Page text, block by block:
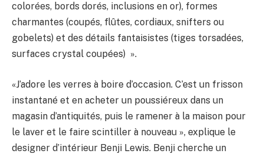
colorées, bords dorés, inclusions en or), formes
charmantes (coupés, flûtes, cordiaux, snifters ou
gobelets) et des détails fantaisistes (tiges torsadées,
surfaces crystal coupées) ».
«J’adore les verres à boire d’occasion. C’est un frisson
instantané et en acheter un poussiéreux dans un
magasin d’antiquités, puis le ramener à la maison pour
le laver et le faire scintiller à nouveau », explique le
designer d’intérieur Benji Lewis. Benji cherche un